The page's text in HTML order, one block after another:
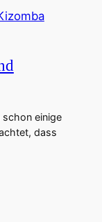
einige
dass